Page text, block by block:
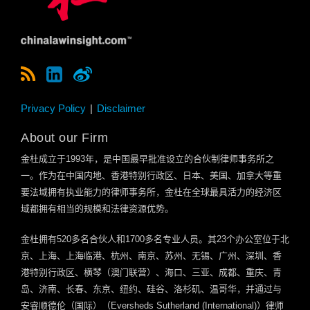
Privacy Policy Disclaimer
About our Firm
金杜成立于1993年，是中国最早批准设立的合伙制律师事务所之
一。作为在中国内地、香港特别行政区、日本、美国、加拿大等重
要法域拥有执业能力的律师事务所，金杜在全球最具活力的经济区
域都拥有相当的规模和法律资源优势。
金杜拥有520多名合伙人和1700多名专业人员。其23个办公室位于北
京、上海、上海临港、杭州、南京、苏州、无锡、广州、深圳、香
港特别行政区、横琴（澳门联营）、海口、三亚、成都、重庆、青
岛、济南、长春、东京、纽约、硅谷、洛杉矶、温哥华，并通过与
安睿顺德伦（国际）（Eversheds Sutherland (International)）律师